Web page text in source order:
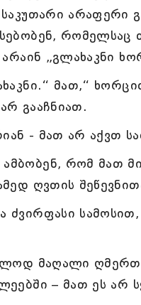
არაფერი
რომელსაც
არაინ „გლახაკნი
მათ,“
გააჩნიათ.
- მათ არ აქვთ
რომ მათ
ღვთის
ძვირფასი
მაღალი
– მათ ეს არ